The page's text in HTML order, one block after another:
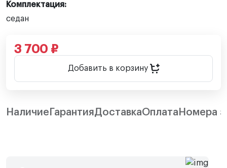
Комплектация:
седан
3 700 ₽
Добавить в корзину
Наличие ГарантияДоставкаОплата Номера